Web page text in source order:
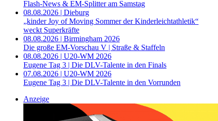
Flash-News & EM-Splitter am Samstag
08.08.2026 | Dieburg
„kinder Joy of Moving Sommer der Kinderleichtathletik“
weckt Superkräfte
08.08.2026 | Birmingham 2026
Die große EM-Vorschau V | Straße & Staffeln
08.08.2026 | U20-WM 2026
Eugene Tag 3 | Die DLV-Talente in den Finals
07.08.2026 | U20-WM 2026
Eugene Tag 3 | Die DLV-Talente in den Vorrunden
Anzeige